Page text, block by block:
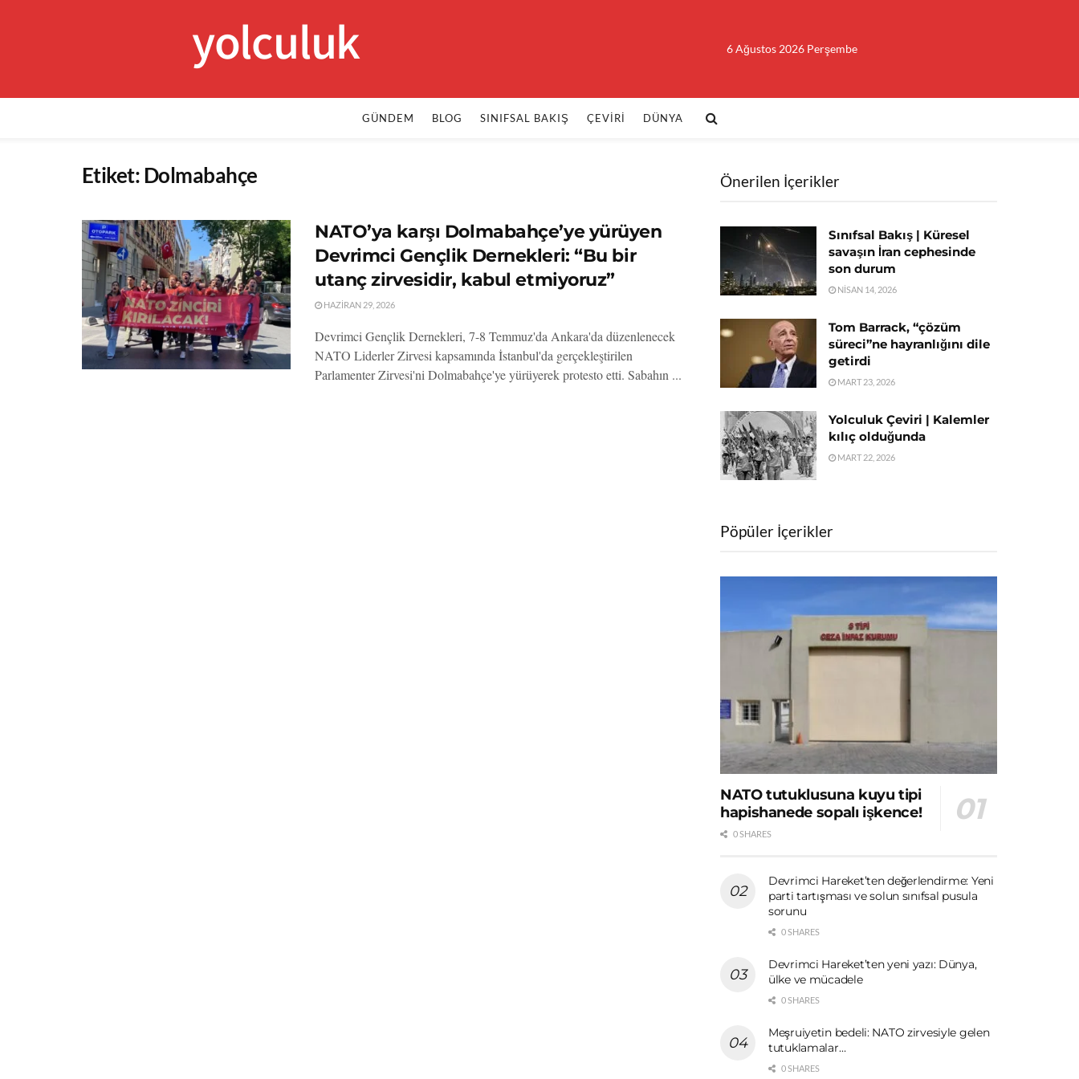
yolculuk 6 Ağustos 2026 Perşembe
GÜNDEM BLOG SINIFSAL BAKIŞ ÇEVIRI DÜNYA
Etiket:Dolmabahçe
NATO’ya karşı Dolmabahçe’ye yürüyen
Devrimci Gençlik Dernekleri: “Bu bir
utanç zirvesidir, kabul etmiyoruz”
HAZIRAN 29, 2026
Devrimci Gençlik Dernekleri, 7-8 Temmuz'da Ankara'da düzenlenecek
NATO Liderler Zirvesi kapsamında İstanbul'da gerçekleştirilen
Parlamenter Zirvesi'ni Dolmabahçe'ye yürüyerek protesto etti. Sabahın ...
Önerilen İçerikler
Sınıfsal Bakış | Küresel
savaşın İran cephesinde
son durum
NISAN 14, 2026
Tom Barrack, “çözüm
süreci”ne hayranlığını dile
getirdi
MART 23, 2026
Yolculuk Çeviri | Kalemler
kılıç olduğunda
MART 22, 2026
Pöpüler İçerikler
NATO tutuklusuna kuyu tipi
hapishanede sopalı işkence!
0 SHARES
Devrimci Hareket’ten değerlendirme: Yeni
parti tartışması ve solun sınıfsal pusula
sorunu
0 SHARES
Devrimci Hareket’ten yeni yazı: Dünya,
ülke ve mücadele
0 SHARES
Meşruiyetin bedeli: NATO zirvesiyle gelen
tutuklamalar…
0 SHARES